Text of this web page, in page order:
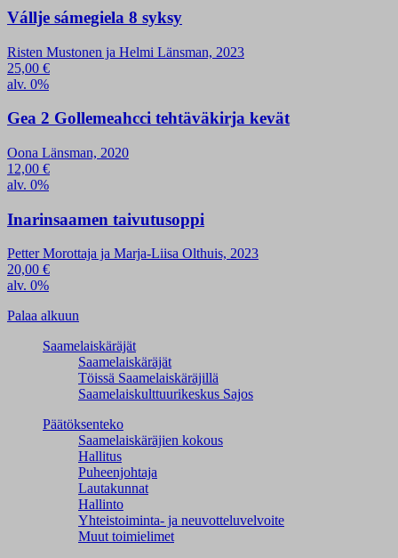
Vállje sámegiela 8 syksy
Risten Mustonen ja Helmi Länsman, 2023
25,00 €
alv. 0%
Gea 2 Gollemeahcci tehtäväkirja kevät
Oona Länsman, 2020
12,00 €
alv. 0%
Inarinsaamen taivutusoppi
Petter Morottaja ja Marja-Liisa Olthuis, 2023
20,00 €
alv. 0%
Palaa alkuun
Saamelaiskäräjät
Saamelaiskäräjät
Töissä Saamelaiskäräjillä
Saamelaiskulttuuri­keskus Sajos
Päätöksenteko
Saamelaiskäräjien kokous
Hallitus
Puheenjohtaja
Lautakunnat
Hallinto
Yhteistoiminta- ja neuvotteluvelvoite
Muut toimielimet